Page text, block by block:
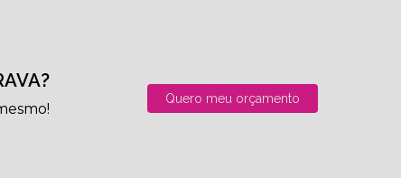
Quero meu orçamento